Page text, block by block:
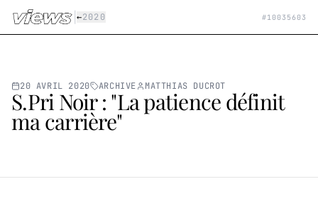
Aller au contenu principal
←2020 # 10035603
20 AVRIL 2020 ARCHIVE MATTHIAS DUCROT
S.Pri Noir : "La patience définit
ma carrière"